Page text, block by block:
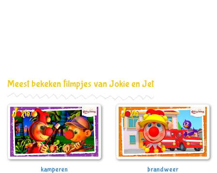
Meest bekeken filmpjes van Jokie en Jet
kamperen brandweer